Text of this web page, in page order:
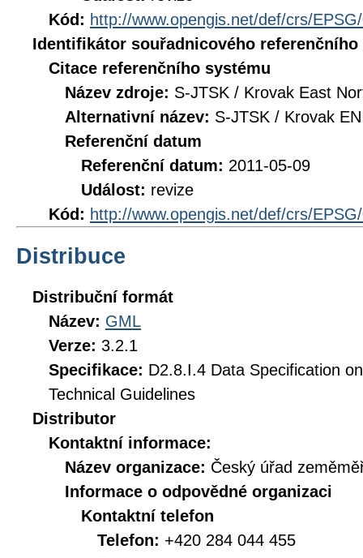
Kód: http://www.opengis.net/def/crs/
Identifikátor souřadnicového referenčního
Citace referenčního systému
Název zdroje: S-JTSK / Krovak East
Alternativní název: S-JTSK / Krovak EN
Referenční datum
Referenční datum: 2011-05-09
Událost: revize
Kód: http://www.opengis.net/def/crs/
Distribuce
Distribuční formát
Název: GML
Verze: 3.2.1
Specifikace: D2.8.I.4 Data Specification
Technical Guidelines
Distributor
Kontaktní informace:
Název organizace: Český úřad
Informace o odpovědné organizaci
Kontaktní telefon
Telefon: +420 284 044 455